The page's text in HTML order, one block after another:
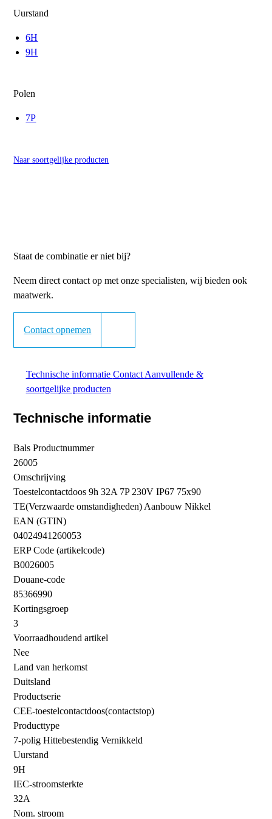
Uurstand
6H
9H
Polen
7P
Naar soortgelijke producten
Staat de combinatie er niet bij?
Neem direct contact op met onze specialisten, wij bieden ook
maatwerk.
Contact opnemen
Technische informatie Contact Aanvullende &
soortgelijke producten
Technische informatie
Bals Productnummer
26005
Omschrijving
Toestelcontactdoos 9h 32A 7P 230V IP67 75x90
TE(Verzwaarde omstandigheden) Aanbouw Nikkel
EAN (GTIN)
04024941260053
ERP Code (artikelcode)
B0026005
Douane-code
85366990
Kortingsgroep
3
Voorraadhoudend artikel
Nee
Land van herkomst
Duitsland
Productserie
CEE-toestelcontactdoos(contactstop)
Producttype
7-polig Hittebestendig Vernikkeld
Uurstand
9H
IEC-stroomsterkte
32A
Nom. stroom